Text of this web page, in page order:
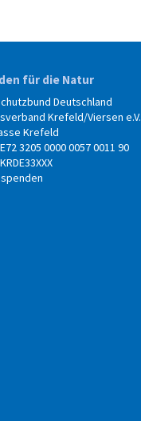
für die Natur
Deutschland
Krefeld/Viersen e.V.
Krefeld
3205 0000 0057 0011 90